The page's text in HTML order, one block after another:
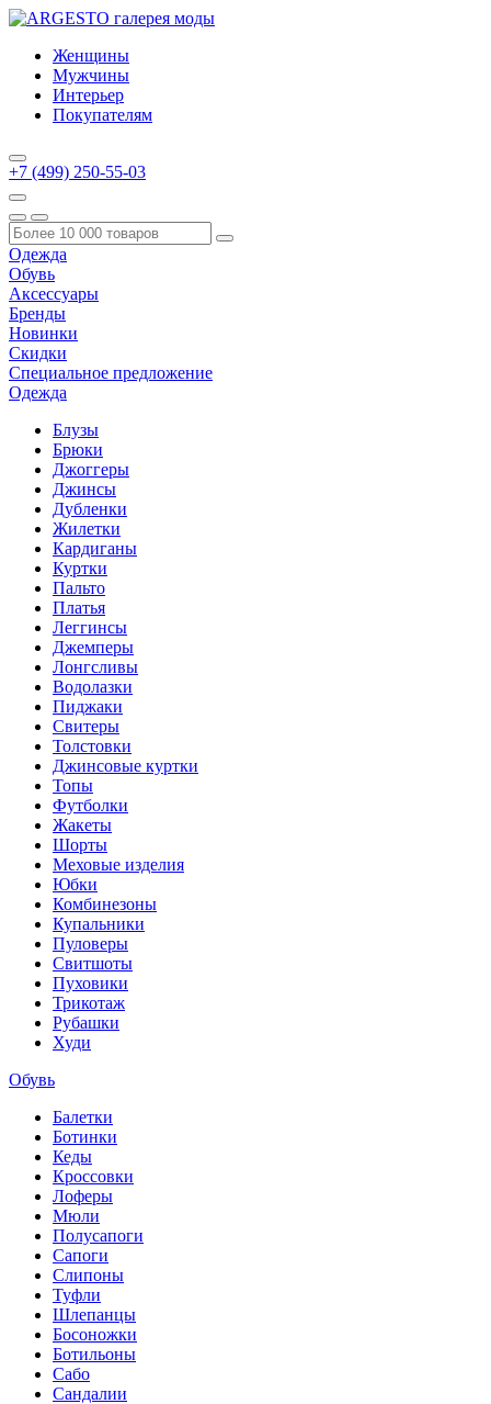
Женщины
Мужчины
Интерьер
Покупателям
+7 (499) 250-55-03
Одежда
Обувь
Аксессуары
Бренды
Новинки
Скидки
Специальное предложение
Одежда
Блузы
Брюки
Джоггеры
Джинсы
Дубленки
Жилетки
Кардиганы
Куртки
Пальто
Платья
Леггинсы
Джемперы
Лонгсливы
Водолазки
Пиджаки
Свитеры
Толстовки
Джинсовые куртки
Топы
Футболки
Жакеты
Шорты
Меховые изделия
Юбки
Комбинезоны
Купальники
Пуловеры
Свитшоты
Пуховики
Трикотаж
Рубашки
Худи
Обувь
Балетки
Ботинки
Кеды
Кроссовки
Лоферы
Мюли
Полусапоги
Сапоги
Слипоны
Туфли
Шлепанцы
Босоножки
Ботильоны
Сабо
Сандалии